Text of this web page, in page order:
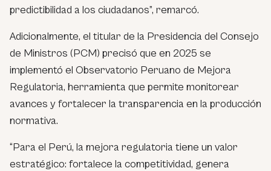
predictibilidad a los ciudadanos”, remarcó.
Adicionalmente, el titular de la Presidencia del Consejo
de Ministros (PCM) precisó que en 2025 se
implementó el Observatorio Peruano de Mejora
Regulatoria, herramienta que permite monitorear
avances y fortalecer la transparencia en la producción
normativa.
“Para el Perú, la mejora regulatoria tiene un valor
estratégico: fortalece la competitividad, genera